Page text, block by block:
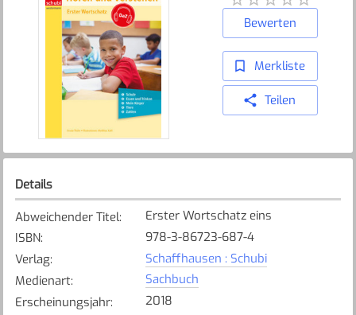
Bewerten
Merkliste
Teilen
Details
Abweichender Titel:
Erster Wortschatz eins
ISBN:
978-3-86723-687-4
Verlag:
Schaffhausen : Schubi
Medienart:
Sachbuch
Erscheinungsjahr:
2018